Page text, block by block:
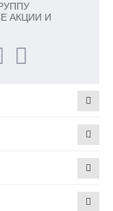
АКЦИИ И